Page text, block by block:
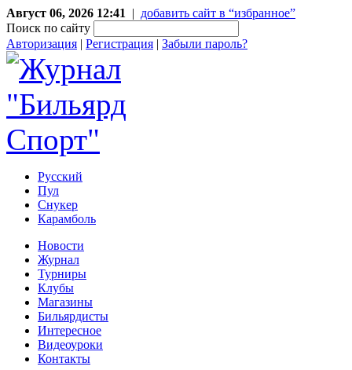
Август 06, 2026 12:41 | добавить сайт в “избранное”
Поиск по сайту
Авторизация | Регистрация | Забыли пароль?
Русский
Пул
Снукер
Карамболь
Новости
Журнал
Турниры
Клубы
Магазины
Бильярдисты
Интересное
Видеоуроки
Контакты